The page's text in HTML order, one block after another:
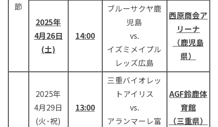
節
2025年
4月26日
(土)
14:00
ブルーサクヤ鹿
児島
vs.
イズミメイプル
レッズ広島
西原商会ア
リーナ
（鹿児島
県）
2025年
4月29日
(火･祝)
13:00
三重バイオレッ
トアイリス
vs.
アランマーレ富
AGF鈴鹿体
育館
（三重県）